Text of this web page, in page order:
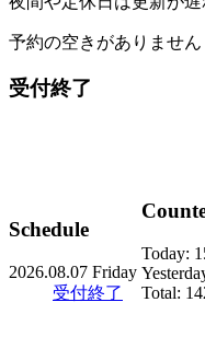
予約の空きがありません
受付終了
Schedule
2026.08.07 Friday
受付終了
Today:
Total: